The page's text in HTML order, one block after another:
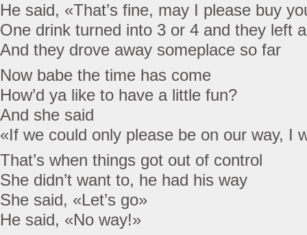
He said, «That’s fine, may I please buy
One drink turned into 3 or 4 and they left
And they drove away someplace so far
Now babe the time has come
How’d ya like to have a little fun?
And she said
«If we could only please be on our way, I
That’s when things got out of control
She didn’t want to, he had his way
She said, «Let’s go»
He said, «No way!»